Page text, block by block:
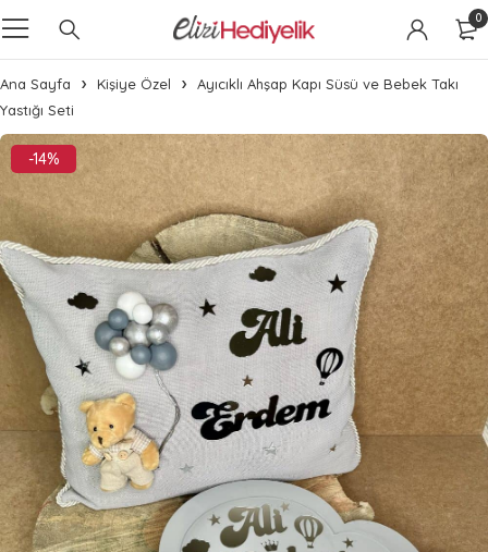
0
Ana Sayfa Kişiye Özel
Ayıcıklı Ahşap Kapı Süsü ve Bebek Takı
Yastığı Seti
-14%